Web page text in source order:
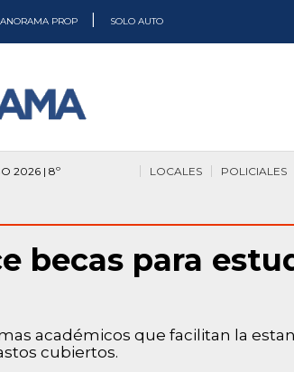
PROP SOLO AUTO
2026 | 8º POLICIALES
LOCALES
becas para
académicos que facilitan la
cubiertos.